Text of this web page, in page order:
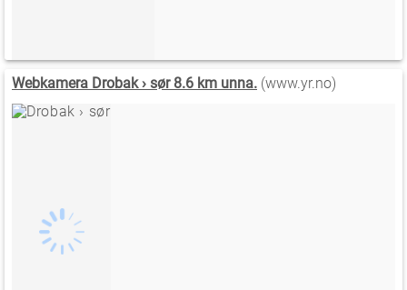
Webkamera Drobak › sør 8.6 km unna. (www.yr.no)